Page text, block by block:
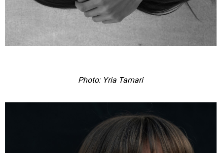
Photo: Yria Tamari